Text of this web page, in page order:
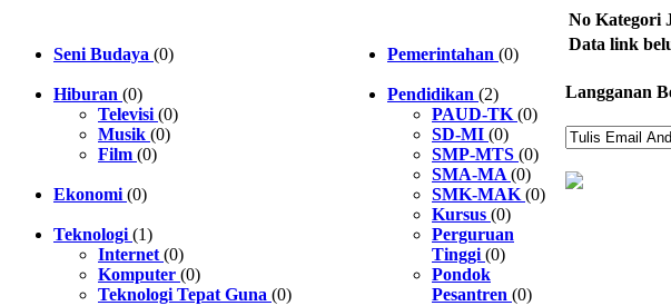
Pemerintahan (0)
Pendidikan (2)
PAUD-TK (0)
SD-MI (0)
SMP-MTS (0)
SMA-MA (0)
SMK-MAK (0)
Kursus (0)
Perguruan
Tinggi (0)
Pondok
Pesantren (0)
Seni Budaya (0)
Hiburan (0)
Televisi (0)
Musik (0)
Film (0)
Ekonomi (0)
Teknologi (1)
Internet (0)
Komputer (0)
Teknologi Tepat Guna (0)
No Kategori
Data link
Langganan